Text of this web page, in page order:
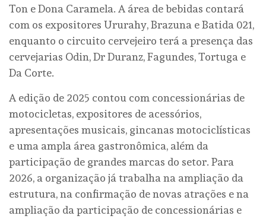
Ton e Dona Caramela. A área de bebidas contará
com os expositores Ururahy, Brazuna e Batida 021,
enquanto o circuito cervejeiro terá a presença das
cervejarias Odin, Dr Duranz, Fagundes, Tortuga e
Da Corte.
A edição de 2025 contou com concessionárias de
motocicletas, expositores de acessórios,
apresentações musicais, gincanas motociclísticas
e uma ampla área gastronômica, além da
participação de grandes marcas do setor. Para
2026, a organização já trabalha na ampliação da
estrutura, na confirmação de novas atrações e na
ampliação da participação de concessionárias e